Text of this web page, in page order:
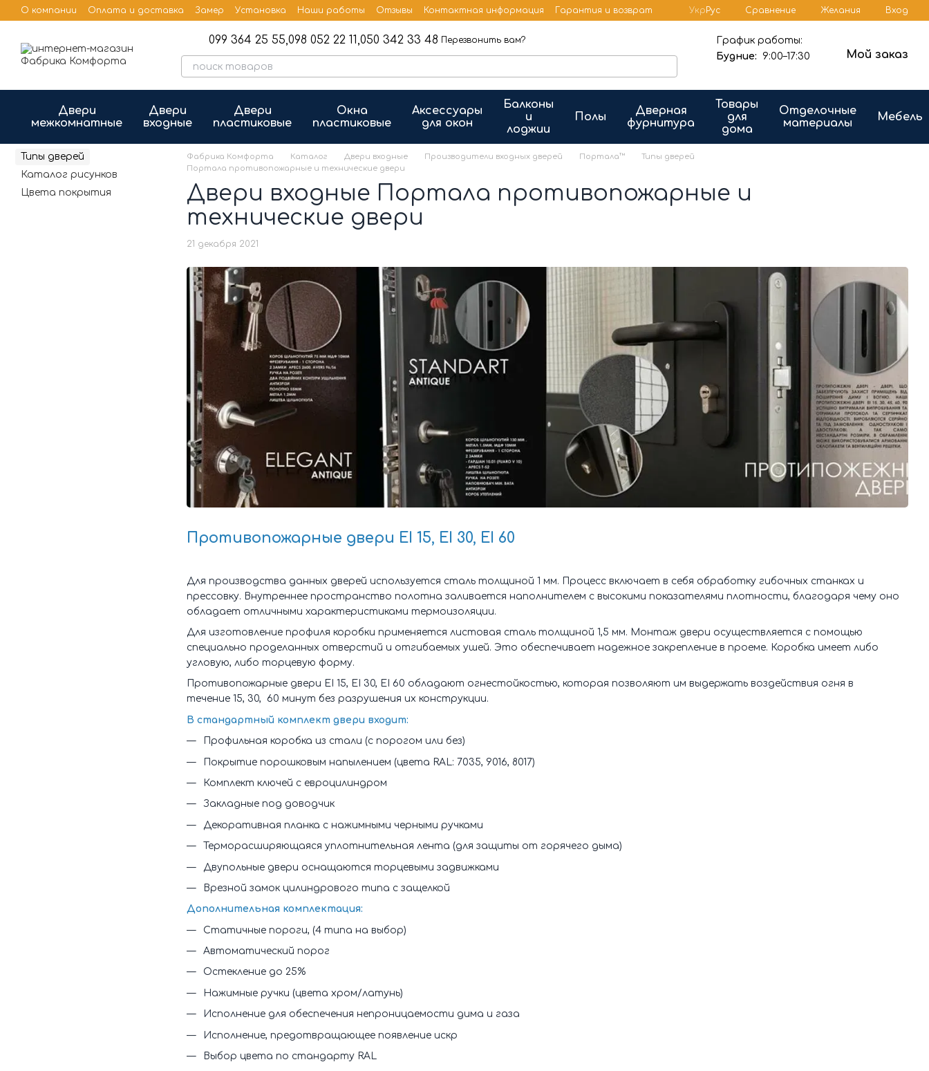
Перейти к основному контенту
О компании Оплата и доставка Замер Установка Наши работы Отзывы Контактная информация
Гарантия и возврат
Бренды
Публичная оферта
УкрРус Сравнение Желания Вход
099 364 25 55,098 052 22 11,050 342 33 48 Перезвонить вам?
График работы:
Будние:
9:00–17:30 Мой заказ
Двери
межкомнатные
Двери
входные
Двери
пластиковые
Окна
пластиковые
Аксессуары
для окон
Балконы
и
лоджии
Полы
Дверная
фурнитура
Товары
для
дома
Отделочные
материалы
Мебель
Фабрика Комфорта Каталог Двери входные Производители входных дверей Портала™
Типы дверей
Портала противопожарные и технические двери
Двери входные Портала противопожарные и
технические двери
21 декабря 2021
Противопожарные двери ЕІ 15, ЕІ 30, ЕІ 60
Для производства данных дверей используется сталь толщиной 1 мм. Процесс включает в себя обработку гибочных станках и
прессовку. Внутреннее пространство полотна заливается наполнителем с высокими показателями плотности, благодаря чему оно
обладает отличными характеристиками термоизоляции.
Для изготовление профиля коробки применяется листовая сталь толщиной 1,5 мм. Монтаж двери осуществляется с помощью
специально проделанных отверстий и отгибаемых ушей. Это обеспечивает надежное закрепление в проеме. Коробка имеет либо
угловую, либо торцевую форму.
Противопожарные двери ЕІ 15, ЕІ 30, ЕІ 60 обладают огнестойкостью, которая позволяют им выдержать воздействия огня в
течение 15, 30, 60 минут без разрушения их конструкции.
В стандартный комплект двери входит:
Профильная коробка из стали (с порогом или без)
Покрытие порошковым напылением (цвета RAL: 7035, 9016, 8017)
Комплект ключей с евроцилиндром
Закладные под доводчик
Декоративная планка с нажимными черными ручками
Терморасширяющаяся уплотнительная лента (для защиты от горячего дыма)
Двупольные двери оснащаются торцевыми задвижками
Врезной замок цилиндрового типа с защелкой
Дополнительная комплектация:
Статичные пороги, (4 типа на выбор)
Автоматический порог
Остекление до 25%
Нажимные ручки (цвета хром/латунь)
Исполнение для обеспечения непроницаемости дима и газа
Исполнение, предотвращающее появление искр
Выбор цвета по стандарту RAL
Типы дверей
Каталог рисунков
Цвета покрытия